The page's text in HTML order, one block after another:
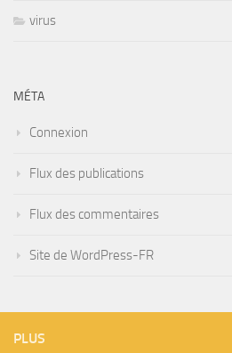
virus
MÉTA
Connexion
Flux des publications
Flux des commentaires
Site de WordPress-FR
PLUS